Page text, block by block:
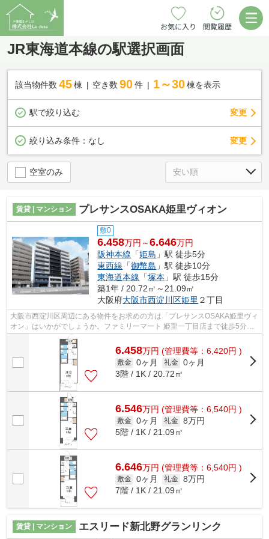
お気に入り 閲覧履歴
JR東海道本線の駅選択画面
該当物件数 45棟 空き数 90 件 1～30 棟を表示
駅で絞り込む 変更
絞り込み条件： なし 変更
空室のみ
賃貸 | マンション プレサンスOSAKA姫里ヴィオン
敷0
6.458万円～6.646万円
阪神本線 「姫島 」駅 徒歩5分
東西線 「御幣島 」駅 徒歩10分
東海道本線 「塚本 」駅 徒歩15分
築1年 / 20.72㎡～21.09㎡
大阪府大阪市西淀川区姫里 ２丁目
大阪市西淀川区周辺にある物件をお求めの方は「プレサンスOSAKA姫里ヴィ
オン」はいかがでしょうか。ファミリーマート 姫里一丁目店まで徒歩5分と
近場にコンビニがあるのもポイント。共...
6.458万円 (管理費等：6,420円 )
敷金 0ヶ月 礼金 0ヶ月
3階 / 1K / 20.72㎡
6.546万円 (管理費等：6,540円 )
敷金 0ヶ月 礼金 8万円
5階 / 1K / 21.09㎡
6.646万円 (管理費等：6,540円 )
敷金 0ヶ月 礼金 8万円
7階 / 1K / 21.09㎡
賃貸 | マンション エスリード新北野グランリンク